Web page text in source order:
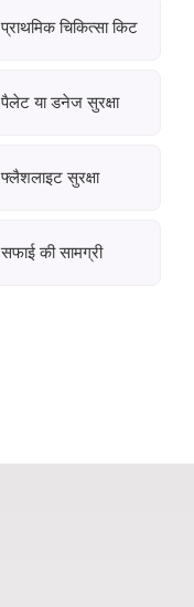
प्राथमिक चिकित्सा किट
पैलेट या डनेज सुरक्षा
फ्लैशलाइट सुरक्षा
सफाई की सामग्री